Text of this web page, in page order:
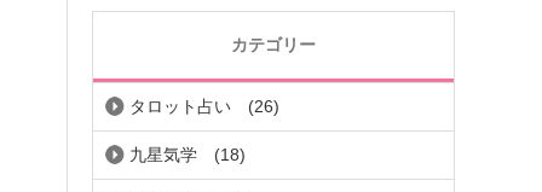
カテゴリー
タロット占い (26)
九星気学 (18)